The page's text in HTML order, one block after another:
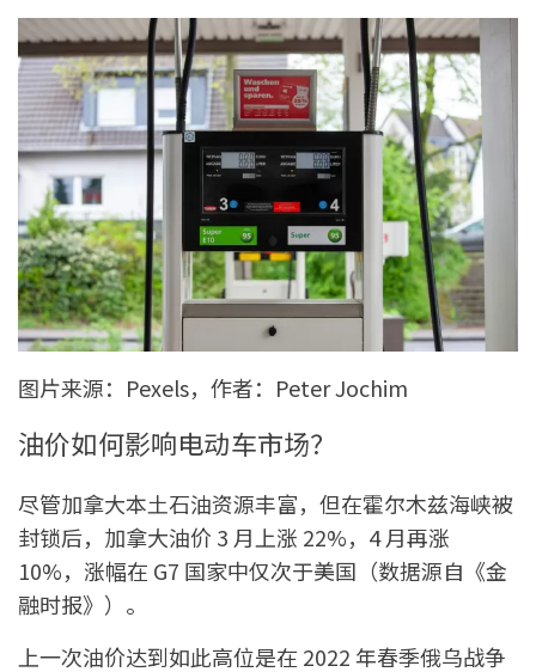
图片来源：Pexels，作者：Peter Jochim
油价如何影响电动车市场？
尽管加拿大本土石油资源丰富，但在霍尔木兹海峡被
封锁后，加拿大油价 3 月上涨 22%，4 月再涨
10%，涨幅在 G7 国家中仅次于美国（数据源自《金
融时报》）。
上一次油价达到如此高位是在 2022 年春季俄乌战争